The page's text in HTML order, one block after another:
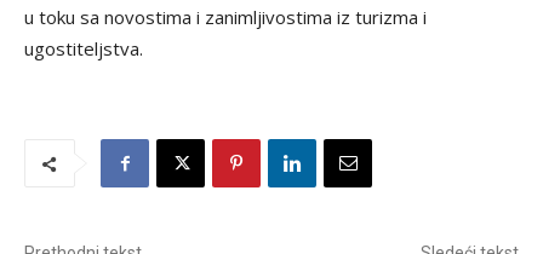
u toku sa novostima i zanimljivostima iz turizma i
ugostiteljstva.